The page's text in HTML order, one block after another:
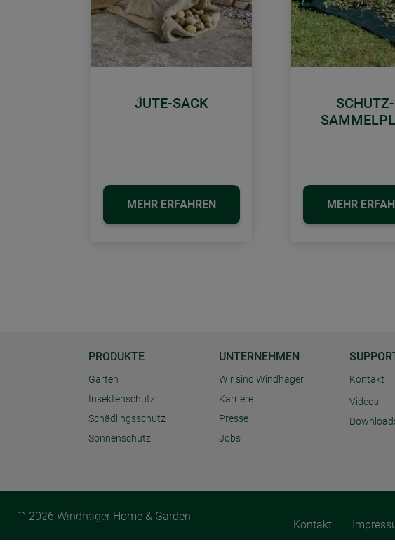
JUTE-SACK
MEHR ERFAHREN MEHR
Zurück
PRODUKTE
Garten
Insektenschutz
Schädlingsschutz
Sonnenschutz
UNTERNEHMEN
Wir sind Windhager
Karriere
Presse
Jobs
Kontakt
Videos
© 2026 Windhager Home & Garden
Kontakt
Cookie Einstellungen